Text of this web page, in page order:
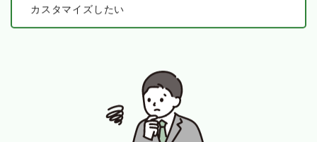
システムを自社に合わせて
カスタマイズしたい